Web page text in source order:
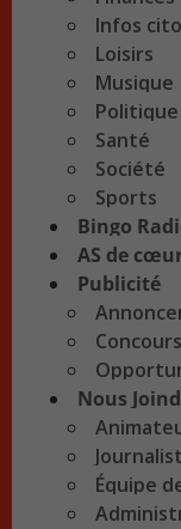
Infos
Loisirs
Musique
Politique
Santé
Société
Sports
Bingo
AS de
Publicité
Concours
Nous
Équipe